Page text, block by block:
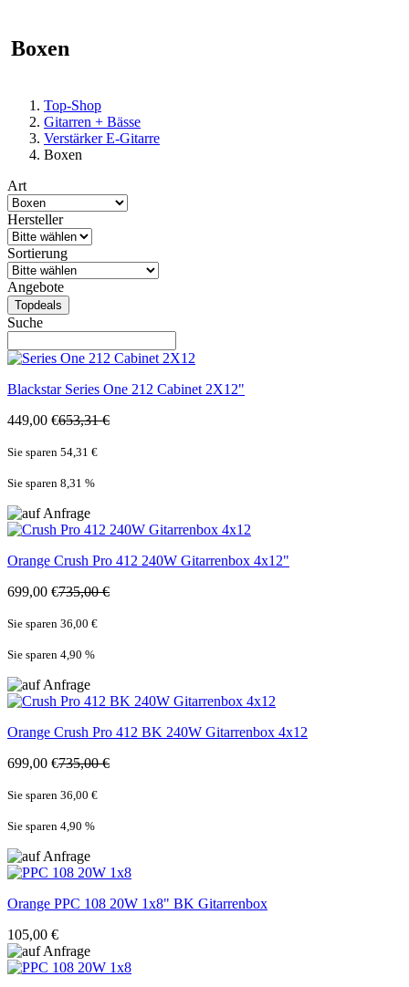
Boxen
Top-Shop
Gitarren + Bässe
Verstärker E-Gitarre
Boxen
Art
Hersteller
Sortierung
Angebote
Topdeals
Suche
BlackstarSeries One 212 Cabinet 2X12"
449,00 €653,31 €
Sie sparen 54,31 €
Sie sparen 8,31 %
Orange Crush Pro 412 240W Gitarrenbox 4x12"
699,00 €735,00 €
Sie sparen 36,00 €
Sie sparen 4,90 %
Orange Crush Pro 412 BK 240W Gitarrenbox 4x12
699,00 €735,00 €
Sie sparen 36,00 €
Sie sparen 4,90 %
Orange PPC 108 20W 1x8" BK Gitarrenbox
105,00 €